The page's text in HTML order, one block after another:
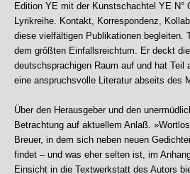
Edition YE mit der Kunstschachtel YE
Lyrikreihe. Kontakt, Korrespondenz,
diese vielfältigen Publikationen
dem größten Einfallsreichtum. Er deckt
deutschsprachigen Raum auf und hat Teil
eine anspruchsvolle Literatur abseits des
Über den Herausgeber und den
Betrachtung auf aktuellem Anlaß.
Breuer, in dem sich neben neuen
findet – und was eher selten ist, im
Einsicht in die Textwerkstatt des Autors